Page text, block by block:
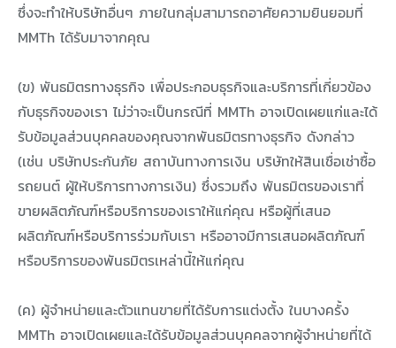
ซึ่งจะทำให้บริษัทอื่นๆ ภายในกลุ่มสามารถอาศัยความยินยอมที่
MMTh ได้รับมาจากคุณ
(ข) พันธมิตรทางธุรกิจ เพื่อประกอบธุรกิจและบริการที่เกี่ยวข้อง
กับธุรกิจของเรา ไม่ว่าจะเป็นกรณีที่ MMTh อาจเปิดเผยแก่และได้
รับข้อมูลส่วนบุคคลของคุณจากพันธมิตรทางธุรกิจ ดังกล่าว
(เช่น บริษัทประกันภัย สถาบันทางการเงิน บริษัทให้สินเชื่อเช่าซื้อ
รถยนต์ ผู้ให้บริการทางการเงิน) ซึ่งรวมถึง พันธมิตรของเราที่
ขายผลิตภัณฑ์หรือบริการของเราให้แก่คุณ หรือผู้ที่เสนอ
ผลิตภัณฑ์หรือบริการร่วมกับเรา หรืออาจมีการเสนอผลิตภัณฑ์
หรือบริการของพันธมิตรเหล่านี้ให้แก่คุณ
(ค) ผู้จำหน่ายและตัวแทนขายที่ได้รับการแต่งตั้ง ในบางครั้ง
MMTh อาจเปิดเผยและได้รับข้อมูลส่วนบุคคลจากผู้จำหน่ายที่ได้